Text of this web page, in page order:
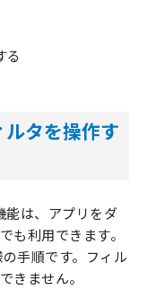
る
タを操作す
は、アプリをダ
も利用できます。
手順です。フィル
きません。